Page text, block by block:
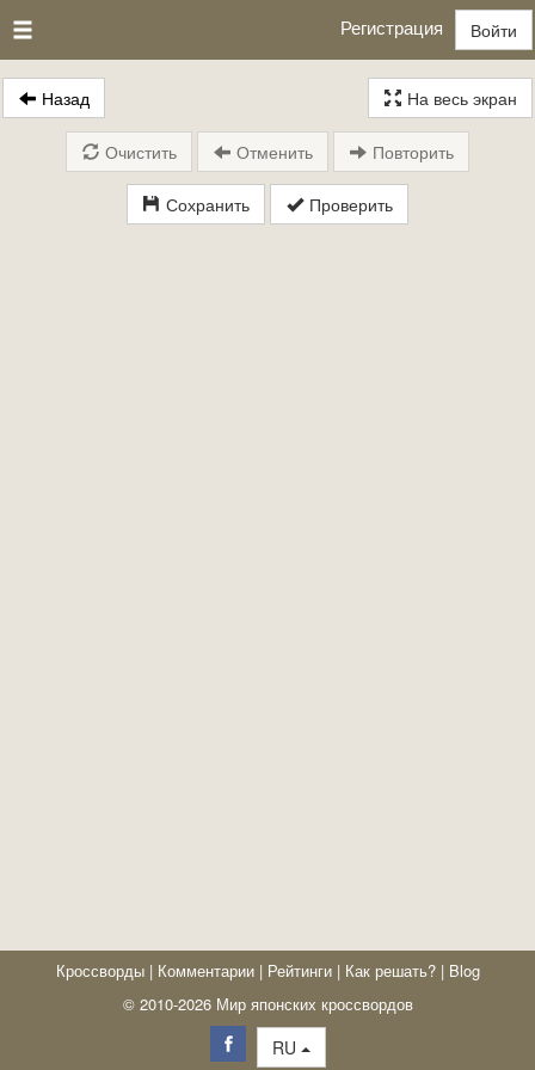
Регистрация Войти
Назад На весь экран
Сохранить Проверить
Очистить Отменить Повторить
Кроссворды | Комментарии | Рейтинги | Как решать? | Blog
© 2010-2026 Мир японских кроссвордов
RU